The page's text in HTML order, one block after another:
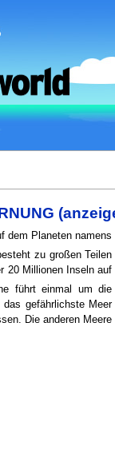
dem Planeten namens
zu großen Teilen
20 Millionen Inseln auf
führt einmal um die
gefährlichste Meer
Die anderen Meere